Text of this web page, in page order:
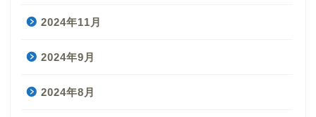
2024年11月
2024年9月
2024年8月